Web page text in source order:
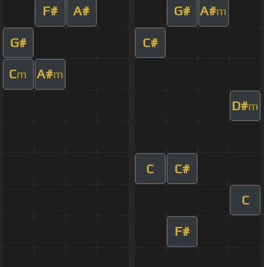
F# A# G# A#m
G# C#
Cm A#m
D#m
C C#
C
F#